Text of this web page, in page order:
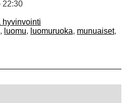
22:30
hyvinvointi
, luomu, luomuruoka, munuaiset,